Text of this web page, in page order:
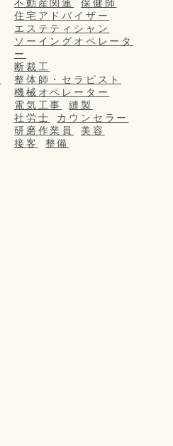
不動産関連
保健師
住宅アドバイザー
エステティシャン
ソーイングオペレータ
ー
断裁工
整体師・セラピスト
機械オペレーター
電気工事
縫製
社労士
カウンセラー
研磨作業員
美容
接客
整備